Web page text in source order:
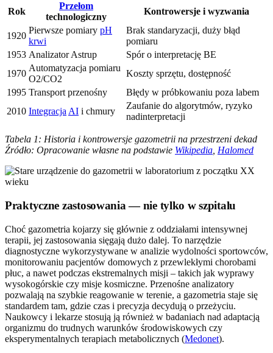
Rok
Przełom
technologiczny
Kontrowersje i wyzwania
1920
Pierwsze pomiary pH
krwi
Brak standaryzacji, duży błąd
pomiaru
1953 Analizator Astrup
Spór o interpretację BE
1970
Automatyzacja pomiaru
O2/CO2
Koszty sprzętu, dostępność
1995 Transport przenośny
Błędy w próbkowaniu poza labem
2010 Integracja AI i chmury
Zaufanie do algorytmów, ryzyko
nadinterpretacji
Tabela 1: Historia i kontrowersje gazometrii na przestrzeni dekad
Źródło: Opracowanie własne na podstawie Wikipedia Halomed
Praktyczne zastosowania — nie tylko w szpitalu
Choć gazometria kojarzy się głównie z oddziałami intensywnej
terapii, jej zastosowania sięgają dużo dalej. To narzędzie
diagnostyczne wykorzystywane w analizie wydolności sportowców,
monitorowaniu pacjentów domowych z przewlekłymi chorobami
płuc, a nawet podczas ekstremalnych misji – takich jak wyprawy
wysokogórskie czy misje kosmiczne. Przenośne analizatory
pozwalają na szybkie reagowanie w terenie, a gazometria staje się
standardem tam, gdzie czas i precyzja decydują o przeżyciu.
Naukowcy i lekarze stosują ją również w badaniach nad adaptacją
organizmu do trudnych warunków środowiskowych czy
eksperymentalnych terapiach metabolicznych (Medonet).